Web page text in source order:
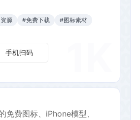
源 #免费下载
#图标素材
手机扫码
费图标、iPhone模型、